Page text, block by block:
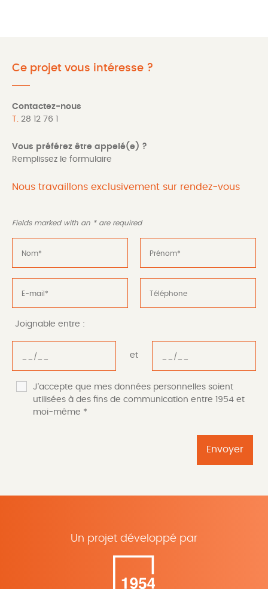
Ce projet vous intéresse ?
Contactez-nous
T.
28 12 76 1
Vous préférez être appelé(e) ?
Remplissez le formulaire
Nous travaillons exclusivement sur rendez-vous
Fields marked with an *are required
Joignable entre :
et
J'accepte que mes données personnelles soient
utilisées à des fins de communication entre 1954 et
moi-même *
Un projet développé par